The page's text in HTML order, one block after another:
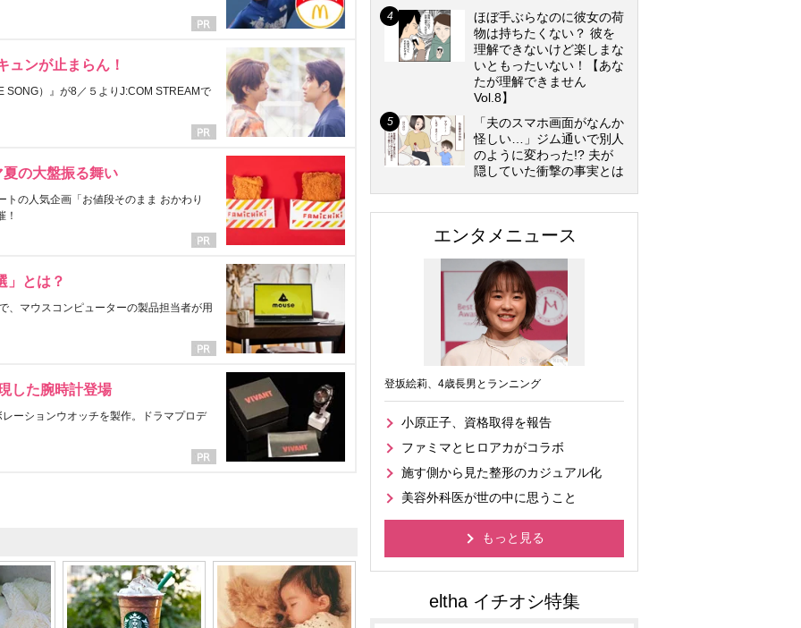
ュンが止まらん！
SONG）』が8／５よりJ:COM STREAMで
の大盤振る舞い
の人気企画「お値段そのまま おかわり
！
」とは？
、マウスコンピューターの製品担当者が用
した腕時計登場
ーションウオッチを製作。ドラマプロデ
ほぼ手ぶらなのに彼女の荷
物は持ちたくない？ 彼を
理解できないけど楽しまな
いともったいない！【あな
たが理解できません
Vol.8】
「夫のスマホ画面がなんか
怪しい…」ジム通いで別人
のように変わった!? 夫が
隠していた衝撃の事実とは
エンタメニュース
登坂絵莉、4歳長男とランニング
小原正子、資格取得を報告
ファミマとヒロアカがコラボ
施す側から見た整形のカジュアル化
美容外科医が世の中に思うこと
もっと見る